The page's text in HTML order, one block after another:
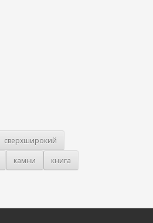
сверхширокий
камни
книга